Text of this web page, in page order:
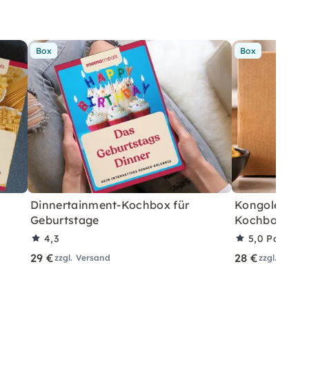
Box
Dinnertainment-Kochbox für
Geburtstage
4,3
29 €zzgl. Versand
Box
Kochbox für
5,0
28 €zzgl.